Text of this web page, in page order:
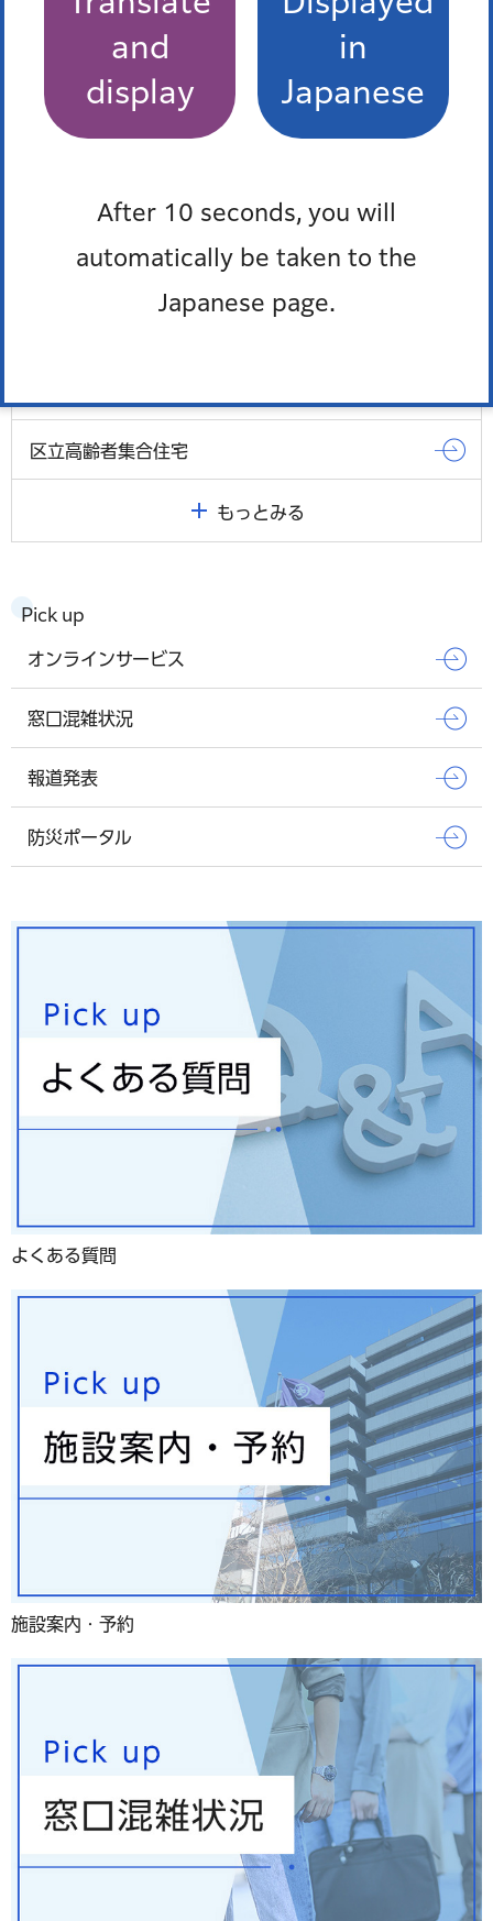
and
display
in
Japanese
After 10 seconds, you will
automatically be taken to the
Japanese page.
住まいと施設（民間賃貸住宅入居支援、老人ホーム
高齢者自立支援住宅改修給付
高齢者昇降機設置費助成
区立高齢者集合住宅
もっとみる
Pick up
オンラインサービス
窓口混雑状況
報道発表
防災ポータル
よくある質問
施設案内・予約